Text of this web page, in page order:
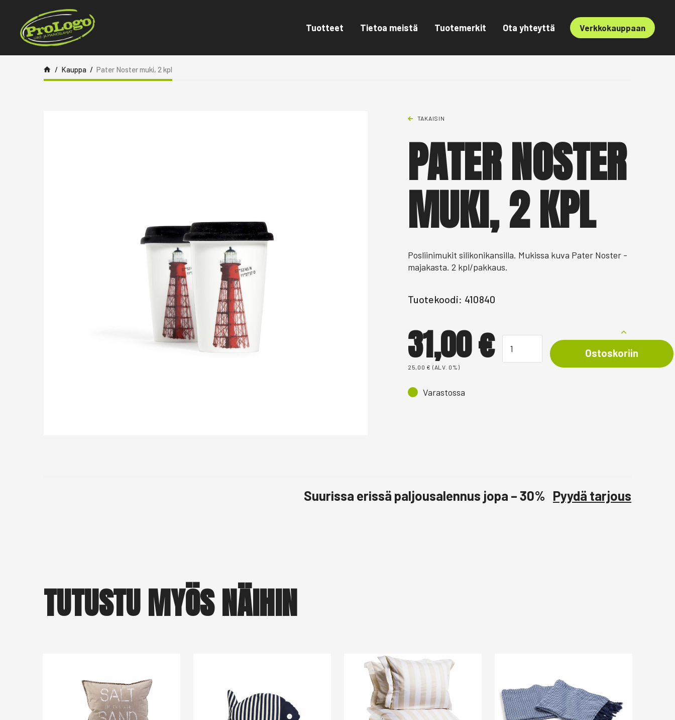
Tuotteet
Tietoa meistä Tuotemerkit Ota yhteyttä Verkkokauppaan
Kauppa Pater Noster muki, 2 kpl
TAKAISIN
PATER NOSTER
MUKI, 2 KPL
Posliinimukit silikonikansilla. Mukissa kuva Pater Noster -
majakasta. 2 kpl/pakkaus.
Tuotekoodi: 410840
31,00€
25,00 € (ALV. 0%)
Ostoskoriin
Varastossa
Suurissa erissä paljousalennus jopa – 30% Pyydä tarjous
TUTUSTU MYÖS NÄIHIN